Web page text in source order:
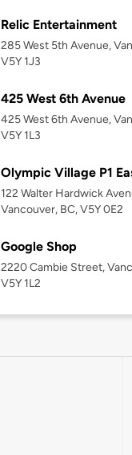
Relic Entertainment
285 West 5th Avenue,
V5Y 1J3
425 West 6th Avenue
425 West 6th Avenue,
V5Y 1L3
Olympic Village P1
122 Walter Hardwick
Vancouver, BC, V5Y 0E2
Google Shop
2220 Cambie Street,
V5Y 1L2